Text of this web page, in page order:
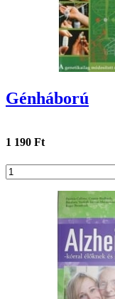
Génháború
1 190 Ft